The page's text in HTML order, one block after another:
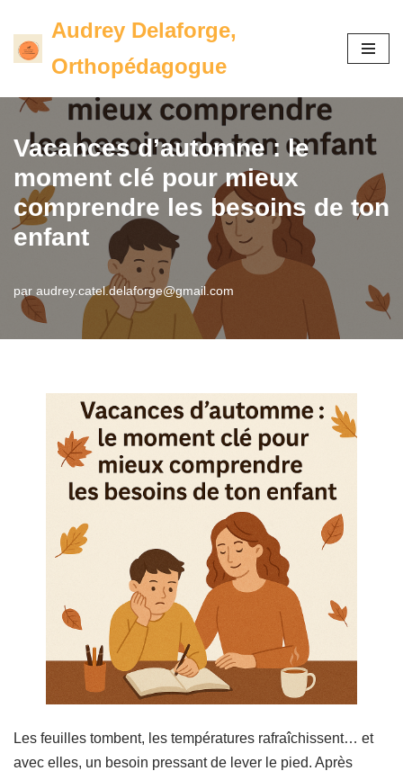
Aller
contenu
Audrey Delaforge,
Orthopédagogue
Vacances d’automne : le
moment clé pour mieux
comprendre les besoins de ton
enfant
par audrey.catel.delaforge@gmail.com
Les feuilles tombent, les températures rafraîchissent… et
avec elles, un besoin pressant de lever le pied. Après